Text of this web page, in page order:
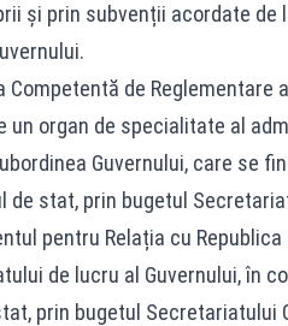
și prin subvenții acordate
Competentă de
un organ de specialitate al
Guvernului, care se
de stat, prin bugetul
pentru Relația cu
de lucru al Guvernului, în
prin bugetul Secretariatului